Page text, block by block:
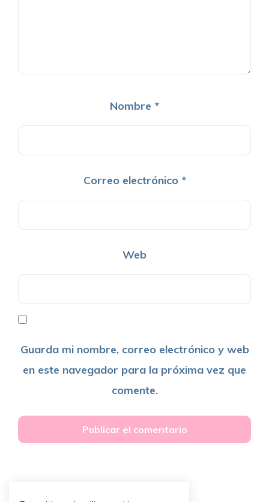
Nombre *
Correo electrónico *
Web
Guarda mi nombre, correo electrónico y web
en este navegador para la próxima vez que
comente.